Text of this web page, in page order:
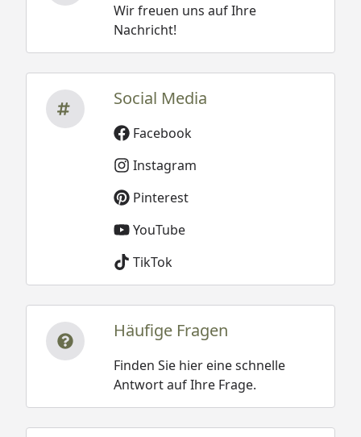
Wir freuen uns auf Ihre
Nachricht!
Social Media
Facebook
Instagram
Pinterest
YouTube
TikTok
Häufige Fragen
Finden Sie hier eine schnelle
Antwort auf Ihre Frage.